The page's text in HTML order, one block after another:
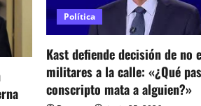
Política
Kast defiende decisión de no
militares a la calle: «¿Qué
conscripto mata a alguien?»